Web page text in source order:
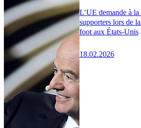
L’UE demande à
supporters lors de
foot aux États-Unis
18.02.2026